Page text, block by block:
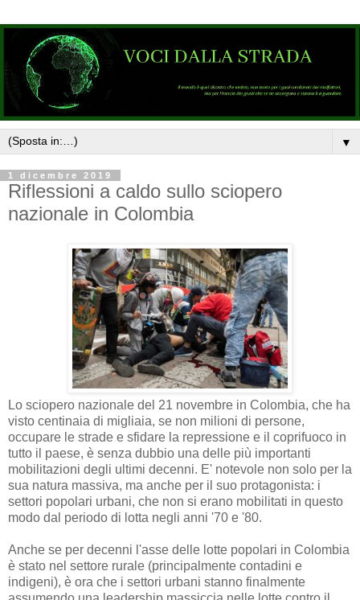
▼
1 dicembre 2019
Riflessioni a caldo sullo sciopero
nazionale in Colombia
Lo sciopero nazionale del 21 novembre in Colombia, che ha
visto centinaia di migliaia, se non milioni di persone,
occupare le strade e sfidare la repressione e il coprifuoco in
tutto il paese, è senza dubbio una delle più importanti
mobilitazioni degli ultimi decenni. E' notevole non solo per la
sua natura massiva, ma anche per il suo protagonista: i
settori popolari urbani, che non si erano mobilitati in questo
modo dal periodo di lotta negli anni '70 e '80.
Anche se per decenni l'asse delle lotte popolari in Colombia
è stato nel settore rurale (principalmente contadini e
indigeni), è ora che i settori urbani stanno finalmente